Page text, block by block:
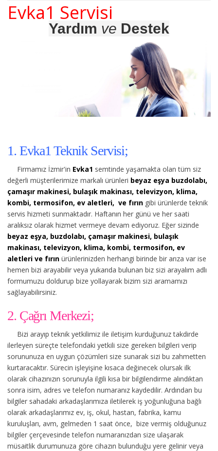
Evka1 Servisi
Yardım ve Destek
1. Evka1 Teknik Servisi;
Firmamız İzmir'in Evka1 semtinde yaşamakta olan tüm siz
değerli müşterilerimize markalı ürünleri beyaz eşya buzdolabı,
çamaşır makinesi, bulaşık makinası, televizyon, klima,
kombi, termosifon, ev aletleri, ve fırın gibi ürünlerde teknik
servis hizmeti sunmaktadır. Haftanın her günü ve her saati
aralıksız olarak hizmet vermeye devam ediyoruz. Eğer sizinde
beyaz eşya, buzdolabı, çamaşır makinesi, bulaşık
makinası, televizyon, klima, kombi, termosifon, ev
aletleri ve fırın ürünlerinizden herhangi birinde bir arıza var ise
hemen bizi arayabilir veya yukarıda bulunan biz sizi arayalım adlı
formumuzu doldurup bize yollayarak bizim sizi aramamızı
sağlayabilirsiniz.
2. Çağrı Merkezi;
Bizi arayıp teknik yetkilimiz ile iletişim kurduğunuz takdirde
ilerleyen süreçte telefondaki yetkili size gereken bilgileri verip
sorununuza en uygun çözümleri size sunarak sizi bu zahmetten
kurtaracaktır. Sürecin işleyişine kısaca değinecek olursak ilk
olarak cihazınızın sorunuyla ilgili kısa bir bilgilendirme alındıktan
sonra isim, adres ve telefon numaranız kaydedilir. Ardından bu
bilgiler sahadaki arkadaşlarımıza iletilerek iş yoğunluğuna bağlı
olarak arkadaşlarımız ev, iş, okul, hastan, fabrika, kamu
kuruluşları, avm, gelmeden 1 saat önce, bize vermiş olduğunuz
bilgiler çerçevesinde telefon numaranızdan size ulaşarak
müsaitlik durumunuza göre cihazın bulunduğu yere gelinir veya